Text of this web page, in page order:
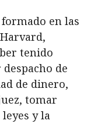
en las
tenido
de
de dinero,
tomar
y la